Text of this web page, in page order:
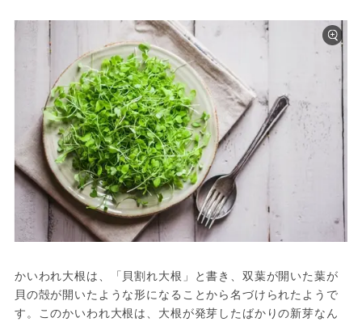
かいわれ大根は、「貝割れ大根」と書き、双葉が開いた葉が
貝の殻が開いたような形になることから名づけられたようで
す。このかいわれ大根は、大根が発芽したばかりの新芽なん